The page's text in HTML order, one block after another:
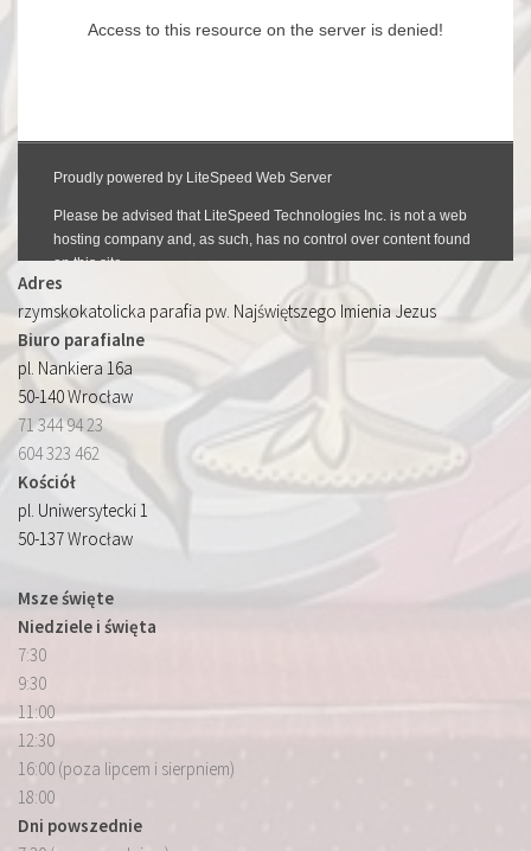
Adres
rzymskokatolicka parafia pw. Najświętszego Imienia Jezus
Biuro parafialne
pl. Nankiera 16a
50-140 Wrocław
71 344 94 23
604 323 462
Kościół
pl. Uniwersytecki 1
50-137 Wrocław
Msze święte
Niedziele i święta
7:30
9:30
11:00
12:30
16:00 (poza lipcem i sierpniem)
18:00
Dni powszednie